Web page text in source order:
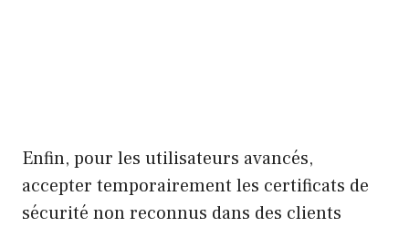
Enfin, pour les utilisateurs avancés,
accepter temporairement les certificats de
sécurité non reconnus dans des clients